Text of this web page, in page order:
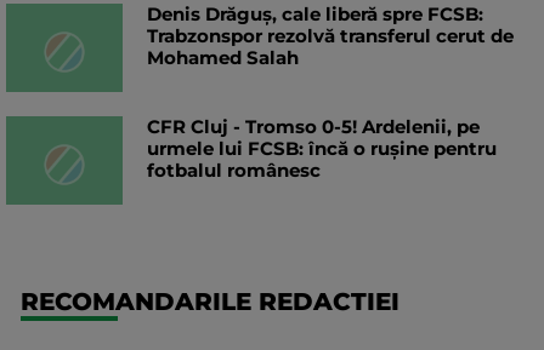
Denis Drăguș, cale liberă spre FCSB:
Trabzonspor rezolvă transferul cerut de
Mohamed Salah
CFR Cluj - Tromso 0-5! Ardelenii, pe
urmele lui FCSB: încă o rușine pentru
fotbalul românesc
RECOMANDARILE REDACTIEI